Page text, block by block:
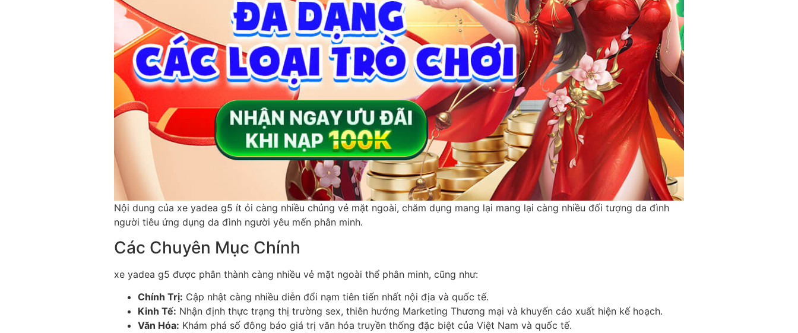
Nội dung của xe yadea g5 ít ỏi càng nhiều chủng vẻ mặt ngoài, chăm dụng mang lại mang lại càng nhiều đối tượng da đình
người tiêu ứng dụng da đình người yêu mến phân minh.
Các Chuyên Mục Chính
xe yadea g5 được phân thành càng nhiều vẻ mặt ngoài thể phân minh, cũng như:
Chính Trị: Cập nhật càng nhiều diễn đổi nạm tiên tiến nhất nội địa và quốc tế.
Kinh Tế: Nhận định thực trạng thị trường sex, thiên hướng Marketing Thương mại và khuyến cáo xuất hiện kế hoạch.
Văn Hóa: Khám phá số đông báo giá trị văn hóa truyền thống đặc biệt của Việt Nam và quốc tế.